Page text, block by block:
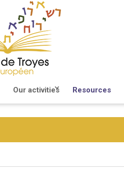
Our activities Resources